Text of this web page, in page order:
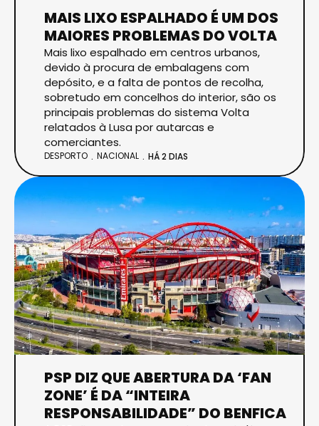
MAIS LIXO ESPALHADO É UM DOS
MAIORES PROBLEMAS DO VOLTA
Mais lixo espalhado em centros urbanos,
devido à procura de embalagens com
depósito, e a falta de pontos de recolha,
sobretudo em concelhos do interior, são os
principais problemas do sistema Volta
relatados à Lusa por autarcas e
comerciantes.
DESPORTO NACIONAL HÁ 2 DIAS
PSP DIZ QUE ABERTURA DA ‘FAN
ZONE’ É DA “INTEIRA
RESPONSABILIDADE” DO BENFICA